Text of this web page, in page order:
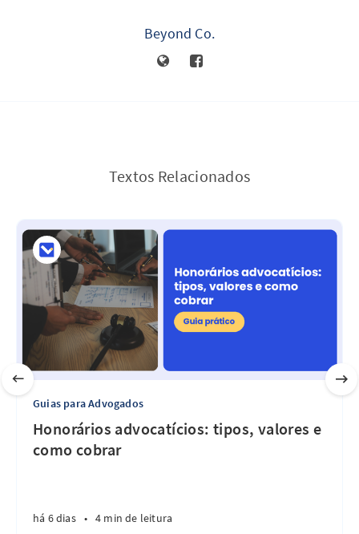
Beyond Co.
Textos Relacionados
Guias para Advogados
Honorários advocatícios: tipos, valores e
como cobrar
há 6 dias • 4 min de leitura